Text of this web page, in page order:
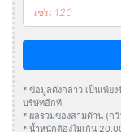
* ข้อมูลดังกล่าว เป็นเพีย
บริษัทอีกที
* ผลรวมของสามด้าน (กว้
* น้ำหนักต้องไมเกิน